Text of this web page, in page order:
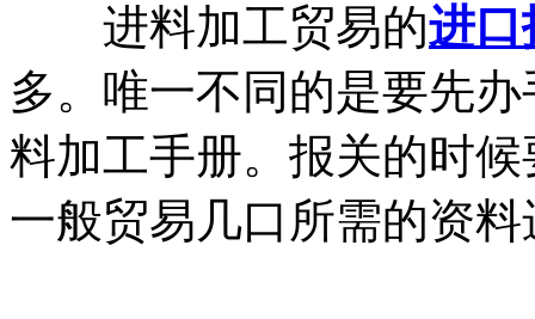
进料加工贸易的进口
多。唯一不同的是要先
料加工手册。报关的时
一般贸易几口所需的资